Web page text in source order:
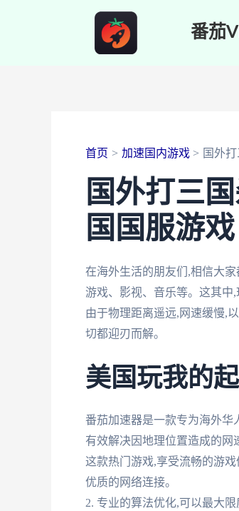
番茄
首页 加速国内游戏 国外
国外打三
国国服游戏
在海外生活的朋友们,相信大
游戏、影视、音乐等。这其中
由于物理距离遥远,网速缓慢,
切都迎刃而解。
美国玩我的
番茄加速器是一款专为海外华
有效解决因地理位置造成的网
这款热门游戏,享受流畅的游
优质的网络连接。
2. 专业的算法优化,可以最大